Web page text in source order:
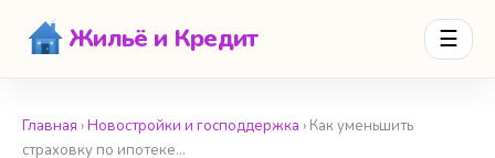
Жильё и Кредит ☰
Главная ›Новостройки и господдержка › Как уменьшить
страховку по ипотеке…